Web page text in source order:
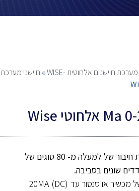
מערכת חיישנים אלחוטית -WISE » חיישני מערכת
מאפשרת חיבור של למעלה מ- 80 סוגים של
שונים בסביבה.
חיישן מד זרם אלחוטי מודד את הזרם של מכשיר או סנסור עד (20MA (DC